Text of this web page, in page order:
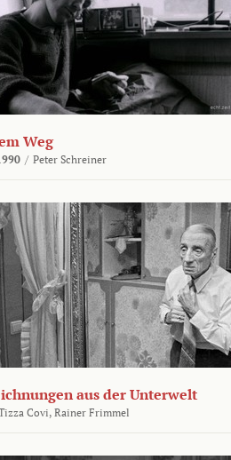
Weg
/ Peter Schreiner
aus der Unterwelt
Covi, Rainer Frimmel